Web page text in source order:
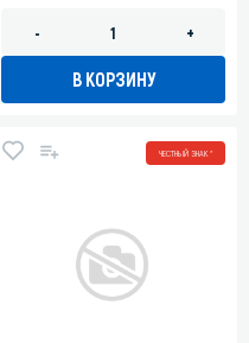
- +
В КОРЗИНУ
ЧЕСТНЫЙ ЗНАК *